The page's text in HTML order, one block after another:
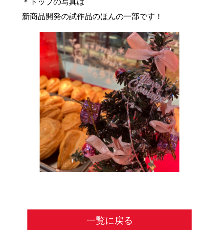
新商品開発の試作品のほんの一部です！
一覧に戻る